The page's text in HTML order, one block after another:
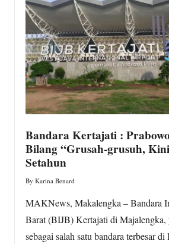
w
s.
m
Bandara Kertajati :
Bilang “Grusah-grusuh,
Setahun
Posted
by
By Karina Benard
MAKNews, Makalengka – Bandara
Barat (BIJB) Kertajati di Majalengka,
sebagai salah satu bandara terbesar